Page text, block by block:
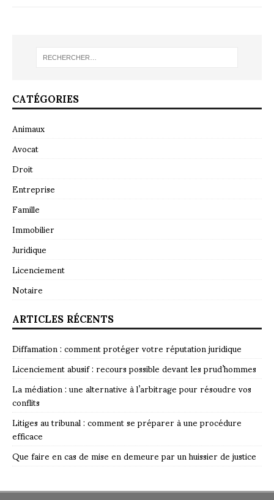
CATÉGORIES
Animaux
Avocat
Droit
Entreprise
Famille
Immobilier
Juridique
Licenciement
Notaire
ARTICLES RÉCENTS
Diffamation : comment protéger votre réputation juridique
Licenciement abusif : recours possible devant les prud’hommes
La médiation : une alternative à l’arbitrage pour résoudre vos
conflits
Litiges au tribunal : comment se préparer à une procédure
efficace
Que faire en cas de mise en demeure par un huissier de justice